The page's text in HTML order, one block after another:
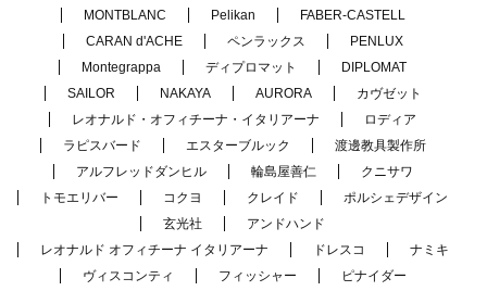
MONTBLANC
Pelikan
FABER-CASTELL
CARAN d'ACHE
ペンラックス
PENLUX
Montegrappa
ディプロマット
DIPLOMAT
SAILOR
NAKAYA AURORA
カヴゼット
レオナルド・オフィチーナ・イタリアーナ
ロディア
ラピスバード
エスターブルック
渡邊教具製作所
アルフレッドダンヒル
輪島屋善仁
クニサワ
トモエリバー
コクヨ クレイド
ポルシェデザイン
玄光社
アンドハンド
レオナルド オフィチーナ イタリアーナ
ドレスコ
ナミキ
ヴィスコンティ
フィッシャー
ピナイダー